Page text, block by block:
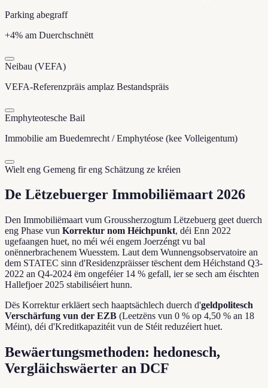
Parking abegraff
+4% am Duerchschnëtt
Neibau (VEFA)
VEFA-Referenzpräis amplaz Bestandspräis
Emphyteotesche Bail
Immobilie am Buedemrecht / Emphytéose (kee Volleigentum)
Wielt eng Gemeng fir eng Schätzung ze kréien
De Lëtzebuerger Immobiliëmaart 2026
Den Immobiliëmaart vum Groussherzogtum Lëtzebuerg geet duerch
eng Phase vun Korrektur nom Héichpunkt, déi Enn 2022
ugefaangen huet, no méi wéi engem Joerzéngt vu bal
onënnerbrachenem Wuesstem. Laut dem Wunnengsobservatoire an
dem STATEC sinn d'Residenzpräisser tëschent dem Héichstand Q3-
2022 an Q4-2024 ëm ongeféier 14 % gefall, ier se sech am éischten
Hallefjoer 2025 stabiliséiert hunn.
Dës Korrektur erkläert sech haaptsächlech duerch d'geldpolitesch
Verschärfung vun der EZB (Leetzëns vun 0 % op 4,50 % an 18
Méint), déi d'Kreditkapazitéit vun de Stéit reduzéiert huet.
Bewäertungsmethoden: hedonesch,
Vergläichswäerter an DCF